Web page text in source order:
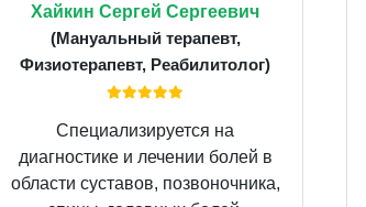
Хайкин Сергей Сергеевич
(Мануальный терапевт,
Физиотерапевт, Реабилитолог)
Специализируется на
диагностике и лечении болей в
области суставов, позвоночника,